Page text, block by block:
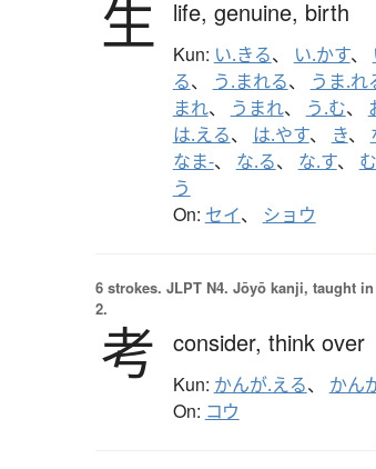
生 life, genuine, birth
Kun: い.きる、 い.かす、
る、 う.まれる、 うま.れ
まれ、 うまれ、 う.む、
は.える、 は.やす、 き、
なま-、 な.る、 な.す、
う
On: セイ、 ショウ
6 strokes. JLPT N4. Jōyō kanji, taught
2.
考 consider, think over
Kun: かんが.える、 かん
On: コウ